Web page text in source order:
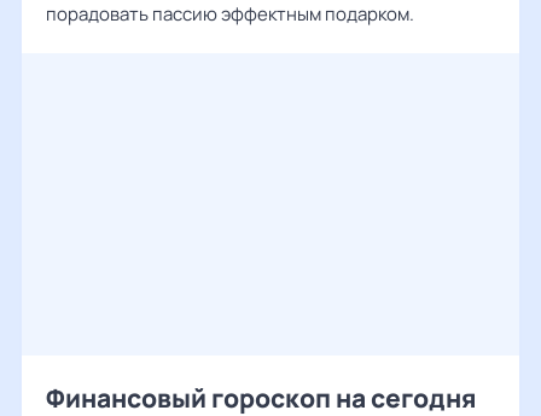
порадовать пассию эффектным подарком.
Финансовый гороскоп на сегодня